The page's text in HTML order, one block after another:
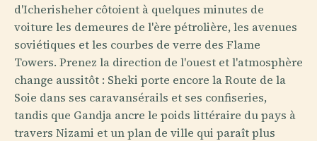
d'Icherisheher côtoient à quelques minutes de
voiture les demeures de l'ère pétrolière, les avenues
soviétiques et les courbes de verre des Flame
Towers. Prenez la direction de l'ouest et l'atmosphère
change aussitôt : Sheki porte encore la Route de la
Soie dans ses caravansérails et ses confiseries,
tandis que Gandja ancre le poids littéraire du pays à
travers Nizami et un plan de ville qui paraît plus